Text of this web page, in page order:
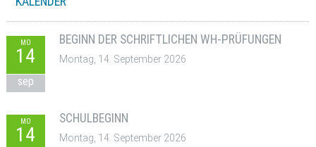
MO
14
sep
BEGINN DER SCHRIFTLICHEN WH-PRÜFUNGEN
Montag, 14. September 2026
MO
14
SCHULBEGINN
Montag, 14. September 2026